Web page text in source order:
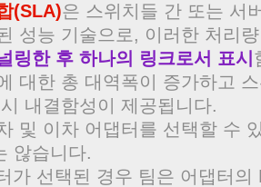
(SLA)은 스위치들 간 또는 서
성능 기술으로, 이러한 처리
링한 후 하나의 링크로서 표시
대한 총 대역폭이 증가하고
내결함성이 제공됩니다.
및 이차 어댑터를 선택할 수
않습니다.
가 선택된 경우 팀은 어댑터